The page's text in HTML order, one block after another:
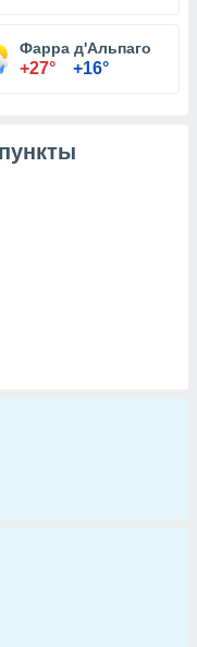
Фарра д'Альпаго
+27° +16°